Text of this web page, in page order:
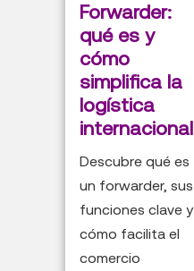
Forwarder:
qué es y
cómo
simplifica la
logística
internacional
Descubre qué es
un forwarder, sus
funciones clave y
cómo facilita el
comercio